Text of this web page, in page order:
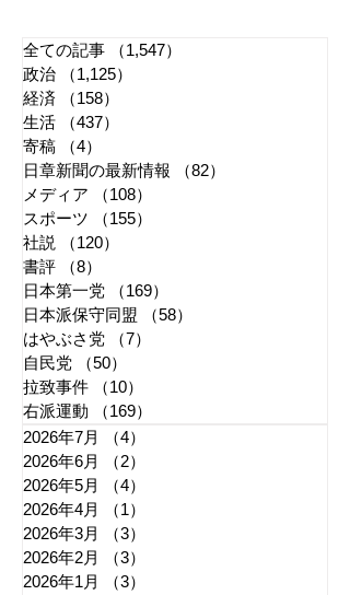
全ての記事 （1,547）
政治
（1,125）
経済
（158）
生活
（437）
寄稿
（4）
日章新聞の最新情報
（82）
メディア
（108）
スポーツ
（155）
社説
（120）
書評
（8）
日本第一党
（169）
日本派保守同盟
（58）
はやぶさ党
（7）
自民党
（50）
拉致事件
（10）
右派運動
（169）
2026年7月
（4）
2026年6月
（2）
2026年5月
（4）
2026年4月
（1）
2026年3月
（3）
2026年2月
（3）
2026年1月
（3）